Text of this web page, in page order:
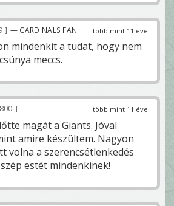
több mint 11 éve
— CARDINALS FAN
mindenkit a tudat, hogy nem
meccs.
több mint 11 éve
magát a Giants. Jóval
amire készültem. Nagyon
volna a szerencsétlenkedés
estét mindenkinek!